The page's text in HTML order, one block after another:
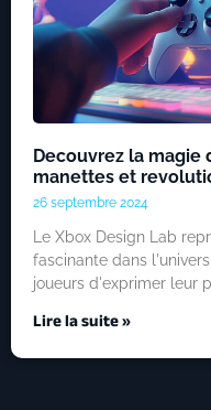
Decouvrez la magie
manettes et
26 septembre 2024
Le Xbox Design Lab
fascinante dans
joueurs d'exprimer leur
Lire la suite »